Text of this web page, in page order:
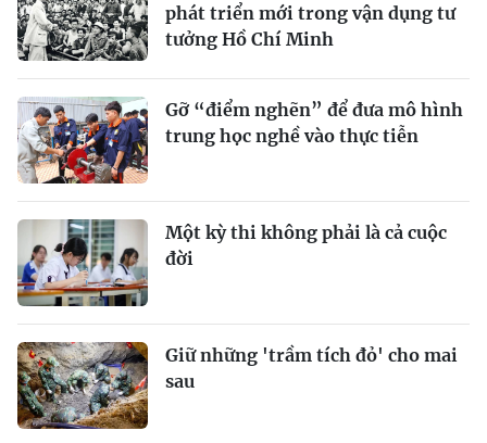
phát triển mới trong vận dụng tư
tưởng Hồ Chí Minh
Gỡ “điểm nghẽn” để đưa mô hình
trung học nghề vào thực tiễn
Một kỳ thi không phải là cả cuộc
đời
Giữ những 'trầm tích đỏ' cho mai
sau